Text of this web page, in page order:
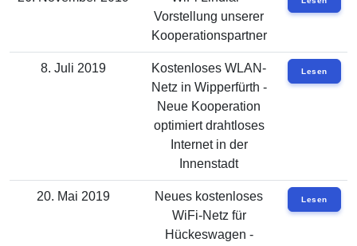
Vorstellung unserer
Kooperationspartner
8. Juli 2019
Kostenloses WLAN-
Netz in Wipperfürth -
Neue Kooperation
optimiert drahtloses
Internet in der
Innenstadt
Lesen
20. Mai 2019
Neues kostenloses
WiFi-Netz für
Hückeswagen -
Lesen